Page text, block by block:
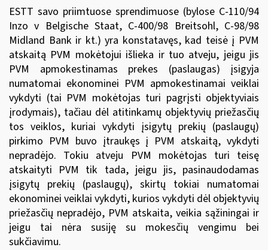
ESTT savo priimtuose sprendimuose (bylose C-110/94
Inzo v Belgische Staat, C-400/98 Breitsohl, C-98/98
Midland Bank ir kt.) yra konstatavęs, kad teisė į PVM
atskaitą PVM mokėtojui išlieka ir tuo atveju, jeigu jis
PVM apmokestinamas prekes (paslaugas) įsigyja
numatomai ekonominei PVM apmokestinamai veiklai
vykdyti (tai PVM mokėtojas turi pagrįsti objektyviais
įrodymais), tačiau dėl atitinkamų objektyvių priežasčių
tos veiklos, kuriai vykdyti įsigytų prekių (paslaugų)
pirkimo PVM buvo įtraukęs į PVM atskaitą, vykdyti
nepradėjo. Tokiu atveju PVM mokėtojas turi teisę
atskaityti PVM tik tada, jeigu jis, pasinaudodamas
įsigytų prekių (paslaugų), skirtų tokiai numatomai
ekonominei veiklai vykdyti, kurios vykdyti dėl objektyvių
priežasčių nepradėjo, PVM atskaita, veikia sąžiningai ir
jeigu tai nėra susiję su mokesčių vengimu bei
sukčiavimu.